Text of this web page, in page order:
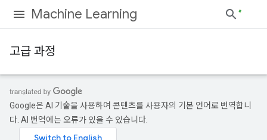
Machine Learning
고급 과정
Google은 AI 기술을 사용하여 콘텐츠를 사용자의 기본 언어로 번역합니
다. AI 번역에는 오류가 있을 수 있습니다.